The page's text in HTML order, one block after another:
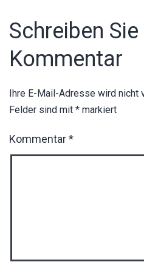
Schreiben Sie
Kommentar
Ihre E-Mail-Adresse wird nicht
Felder sind mit * markiert
Kommentar*